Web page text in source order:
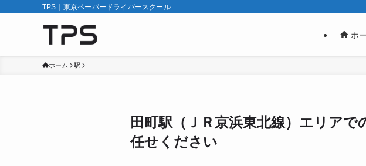
TPS｜東京ペーパードライバースクール
ホ
ホーム 駅
田町駅（ＪＲ京浜東北線）エリア
任せください